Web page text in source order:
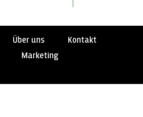
Über uns
Kontakt
Marketing